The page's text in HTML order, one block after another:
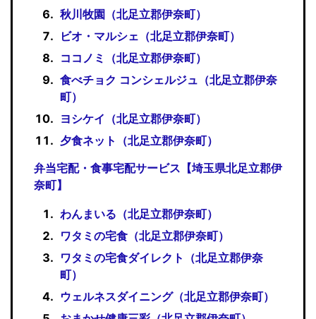
秋川牧園（北足立郡伊奈町）
ビオ・マルシェ（北足立郡伊奈町）
ココノミ（北足立郡伊奈町）
食べチョク コンシェルジュ（北足立郡伊奈
町）
ヨシケイ（北足立郡伊奈町）
夕食ネット（北足立郡伊奈町）
弁当宅配・食事宅配サービス【埼玉県北足立郡伊
奈町】
わんまいる（北足立郡伊奈町）
ワタミの宅食（北足立郡伊奈町）
ワタミの宅食ダイレクト（北足立郡伊奈
町）
ウェルネスダイニング（北足立郡伊奈町）